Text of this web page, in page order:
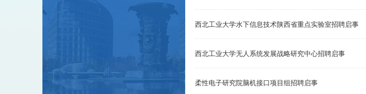
西北工业大学水下信息技术陕西省重点实验室招聘启事
西北工业大学无人系统发展战略研究中心招聘启事
柔性电子研究院脑机接口项目组招聘启事